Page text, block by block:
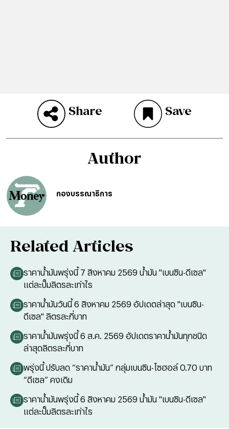
Share Save
Author
กองบรรณาธิการ
Related Articles
ราคาน้ำมันพรุ่งนี้ 7 สิงหาคม 2569 น้ำมัน "เบนซิน-ดีเซล"
แต่ละปั๊มลิตรละเท่าไร
ราคาน้ำมันวันนี้ 6 สิงหาคม 2569 อัปเดตล่าสุด "เบนซิน-
ดีเซล" ลิตรละกี่บาท
ราคาน้ำมันพรุ่งนี้ 6 ส.ค. 2569 อัปเดตราคาน้ำมันทุกชนิด
ล่าสุดลิตรละกี่บาท
พรุ่งนี้ ปรับลด “ราคาน้ำมัน” กลุ่มเบนซิน-โซฮอล์ 0.70 บาท
“ดีเซล” คงเดิม
ราคาน้ำมันพรุ่งนี้ 6 สิงหาคม 2569 น้ำมัน "เบนซิน-ดีเซล"
แต่ละปั๊มลิตรละเท่าไร